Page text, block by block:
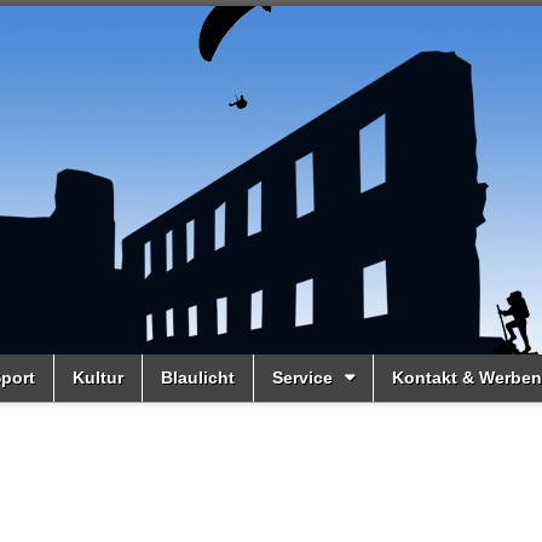
Kultur Blaulicht Service Kontakt & Werben